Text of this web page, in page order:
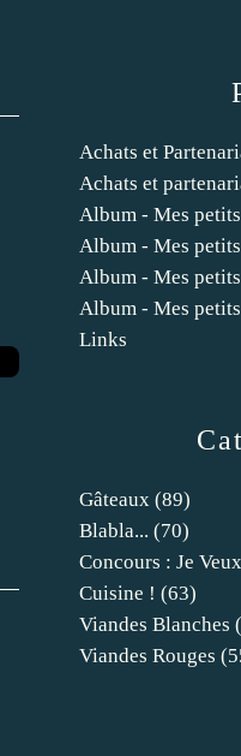
Gâteaux (89)
Blabla... (70)
Concours : Je
Cuisine ! (63)
Viandes Blanches
Viandes Rouges
Achats et
Achats et
Album - Mes
Album - Mes
Album - Mes
Album - Mes
Links